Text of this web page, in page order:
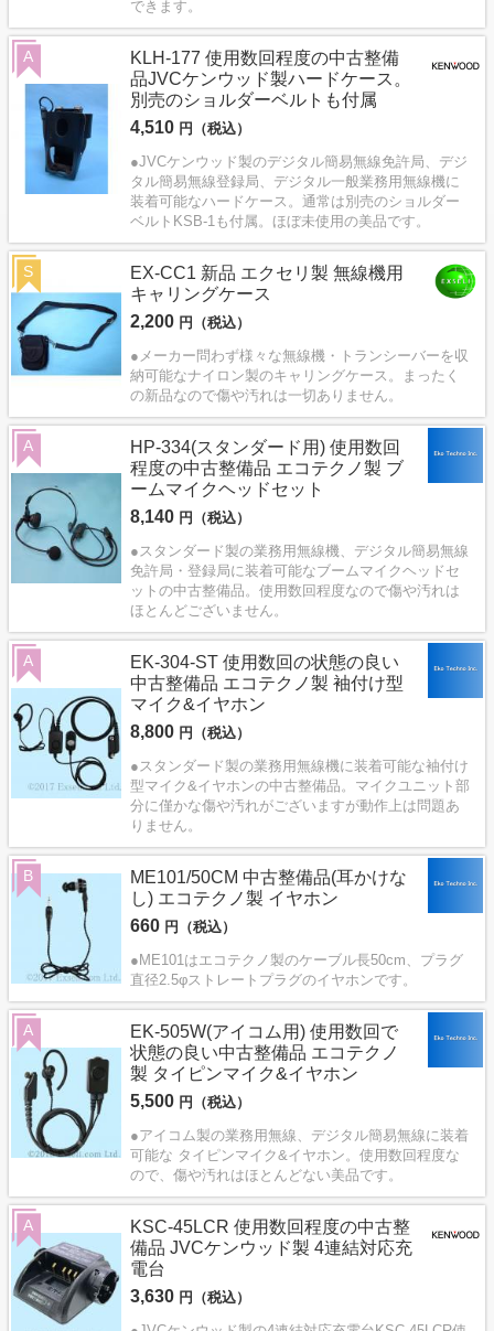
できます。
KLH-177 使用数回程度の中古整備
品JVCケンウッド製ハードケース。
別売のショルダーベルトも付属
4,510 円（税込）
●JVCケンウッド製のデジタル簡易無線免許局、デジ
タル簡易無線登録局、デジタル一般業務用無線機に
装着可能なハードケース。通常は別売のショルダー
ベルトKSB-1も付属。ほぼ未使用の美品です。
A
EX-CC1 新品 エクセリ製 無線機用
キャリングケース
2,200 円（税込）
●メーカー問わず様々な無線機・トランシーバーを収
納可能なナイロン製のキャリングケース。まったく
の新品なので傷や汚れは一切ありません。
S
HP-334(スタンダード用) 使用数回
程度の中古整備品 エコテクノ製 ブ
ームマイクヘッドセット
8,140 円（税込）
●スタンダード製の業務用無線機、デジタル簡易無線
免許局・登録局に装着可能なブームマイクヘッドセ
ットの中古整備品。使用数回程度なので傷や汚れは
ほとんどございません。
A
EK-304-ST 使用数回の状態の良い
中古整備品 エコテクノ製 袖付け型
マイク&イヤホン
8,800 円（税込）
●スタンダード製の業務用無線機に装着可能な袖付け
型マイク&イヤホンの中古整備品。マイクユニット部
分に僅かな傷や汚れがございますが動作上は問題あ
りません。
A
ME101/50CM 中古整備品(耳かけな
し) エコテクノ製 イヤホン
660 円（税込）
●ME101はエコテクノ製のケーブル長50cm、プラグ
直径2.5φストレートプラグのイヤホンです。
B
EK-505W(アイコム用) 使用数回で
状態の良い中古整備品 エコテクノ
製 タイピンマイク&イヤホン
5,500 円（税込）
●アイコム製の業務用無線、デジタル簡易無線に装着
可能な タイピンマイク&イヤホン。使用数回程度な
ので、傷や汚れはほとんどない美品です。
A
KSC-45LCR 使用数回程度の中古整
備品 JVCケンウッド製 4連結対応充
電台
3,630 円（税込）
A